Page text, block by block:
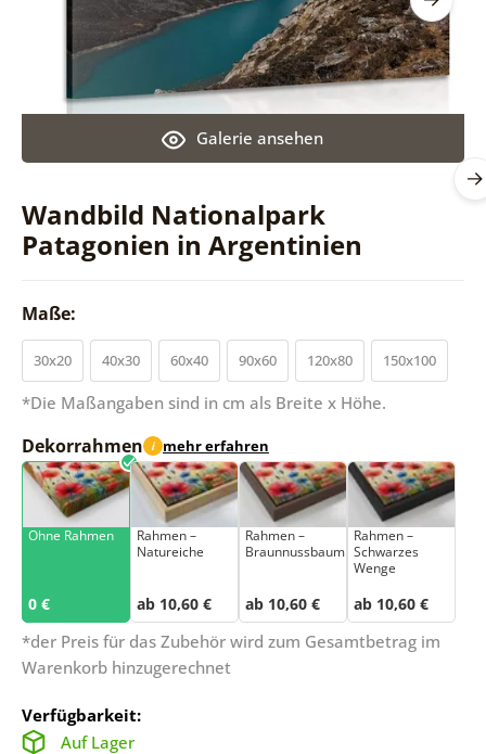
Wandbild Nationalpark
Patagonien in Argentinien
Galerie ansehen
Maße:
30x20 40x30 60x40 90x60 120x80 150x100
*Die Maßangaben sind in cm als Breite x Höhe.
Dekorrahmen i mehr erfahren
Ohne Rahmen
0 €
Rahmen –
Natureiche
ab 10,60 €
Rahmen –
Braunnussbaum
ab 10,60 €
Rahmen –
Schwarzes
Wenge
ab 10,60 €
*der Preis für das Zubehör wird zum Gesamtbetrag im
Warenkorb hinzugerechnet
Verfügbarkeit:
Auf Lager